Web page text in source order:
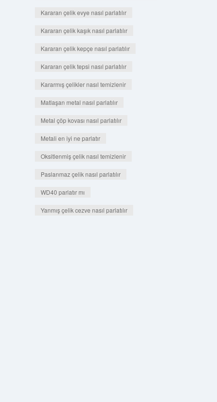
Kararan çelik evye nasıl parlatılır
Kararan çelik kaşık nasıl parlatılır
Kararan çelik kepçe nasıl parlatılır
Kararan çelik tepsi nasıl parlatılır
Kararmış çelikler nasıl temizlenir
Matlaşan metal nasıl parlatılır
Metal çöp kovası nasıl parlatılır
Metali en iyi ne parlatır
Oksitlenmiş çelik nasıl temizlenir
Paslanmaz çelik nasıl parlatılır
WD40 parlatır mı
Yanmış çelik cezve nasıl parlatılır